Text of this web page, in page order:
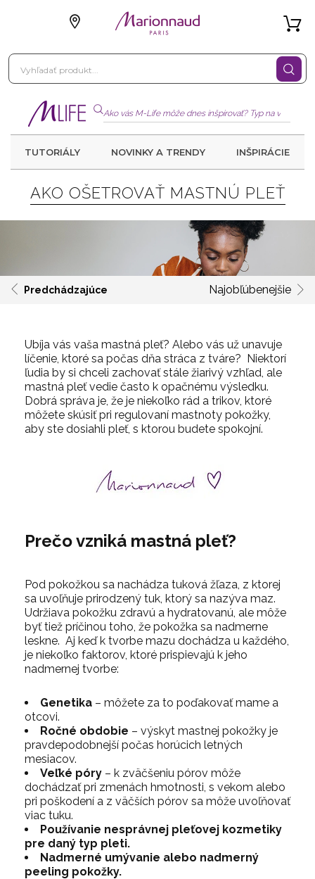
TUTORIÁLY NOVINKY A TRENDY INŠPIRÁCIE
AKO OŠETROVAŤ MASTNÚ PLEŤ
Predchádzajúce Najobľúbenejšie
Ubíja vás vaša mastná pleť? Alebo vás už unavuje
líčenie, ktoré sa počas dňa stráca z tváre? Niektorí
ľudia by si chceli zachovať stále žiarivý vzhľad, ale
mastná pleť vedie často k opačnému výsledku.
Dobrá správa je, že je niekoľko rád a trikov, ktoré
môžete skúsiť pri regulovaní mastnoty pokožky,
aby ste dosiahli pleť, s ktorou budete spokojní.
Prečo vzniká mastná pleť?
Pod pokožkou sa nachádza tuková žľaza, z ktorej
sa uvoľňuje prirodzený tuk, ktorý sa nazýva maz.
Udržiava pokožku zdravú a hydratovanú, ale môže
byť tiež príčinou toho, že pokožka sa nadmerne
leskne. Aj keď k tvorbe mazu dochádza u každého,
je niekoľko faktorov, ktoré prispievajú k jeho
nadmernej tvorbe:
Genetika – môžete za to poďakovať mame a
otcovi.
Ročné obdobie – výskyt mastnej pokožky je
pravdepodobnejší počas horúcich letných
mesiacov.
Veľké póry – k zväčšeniu pórov môže
dochádzať pri zmenách hmotnosti, s vekom alebo
pri poškodení a z väčších pórov sa môže uvoľňovať
viac tuku.
Používanie nesprávnej pleťovej kozmetiky
pre daný typ pleti.
Nadmerné umývanie alebo nadmerný
peeling pokožky.